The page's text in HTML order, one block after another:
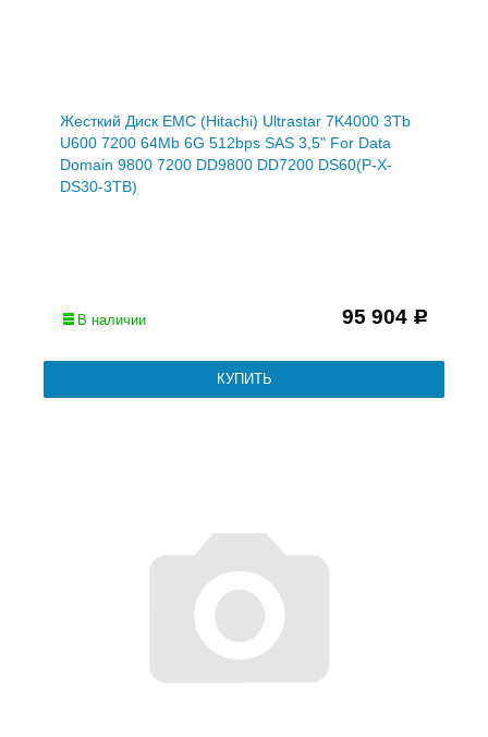
Жесткий Диск EMC (Hitachi) Ultrastar 7K4000 3Tb
U600 7200 64Mb 6G 512bps SAS 3,5" For Data
Domain 9800 7200 DD9800 DD7200 DS60(P-X-
DS30-3TB)
В наличии 95 904 Р